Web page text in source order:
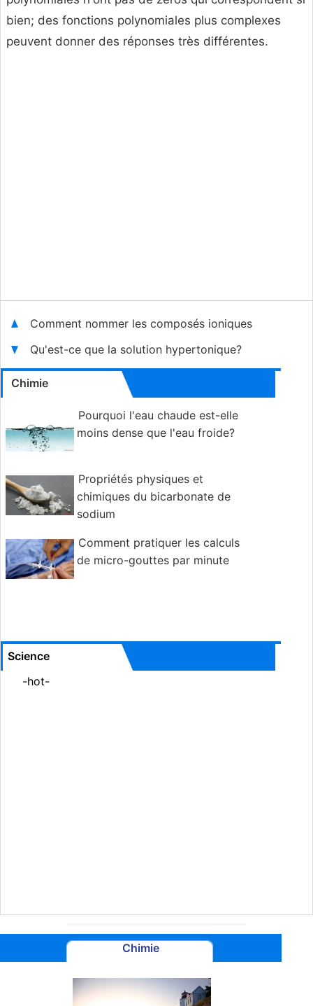
bien; des fonctions polynomiales plus complexes
peuvent donner des réponses très différentes.
Comment nommer les composés ioniques
Qu'est-ce que la solution hypertonique?
Chimie
Pourquoi l'eau chaude est-elle
moins dense que l'eau froide?
Propriétés physiques et
chimiques du bicarbonate de
sodium
Comment pratiquer les calculs
de micro-gouttes par minute
Science
-hot-
Chimie